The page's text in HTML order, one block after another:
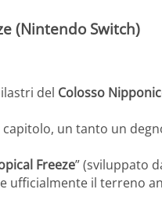
(Nintendo Switch)
del Colosso
un tanto un
Freeze” (sviluppato
ufficialmente il terreno